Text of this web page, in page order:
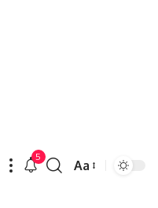
5
Font
Aa